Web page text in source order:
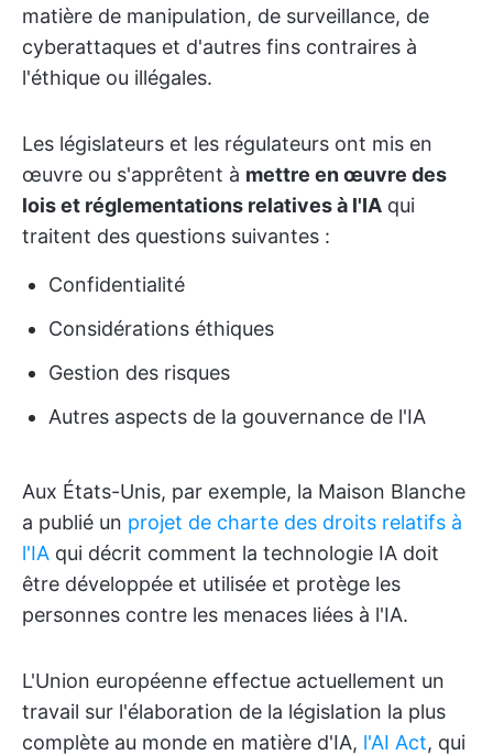
matière de manipulation, de surveillance, de
cyberattaques et d'autres fins contraires à
l'éthique ou illégales.
Les législateurs et les régulateurs ont mis en
œuvre ou s'apprêtent à mettre en œuvre des
lois et réglementations relatives à l'IA qui
traitent des questions suivantes :
Confidentialité
Considérations éthiques
Gestion des risques
Autres aspects de la gouvernance de l'IA
Aux États-Unis, par exemple, la Maison Blanche
a publié un projet de charte des droits relatifs à
l'IA qui décrit comment la technologie IA doit
être développée et utilisée et protège les
personnes contre les menaces liées à l'IA.
L'Union européenne effectue actuellement un
travail sur l'élaboration de la législation la plus
complète au monde en matière d'IA, l'AI Act, qui